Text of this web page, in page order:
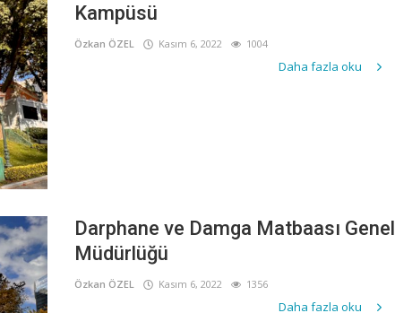
Kampüsü
Özkan ÖZEL Kasım 6, 2022 1004
Daha fazla oku
Darphane ve Damga Matbaası Genel
Müdürlüğü
Özkan ÖZEL Kasım 6, 2022 1356
Daha fazla oku